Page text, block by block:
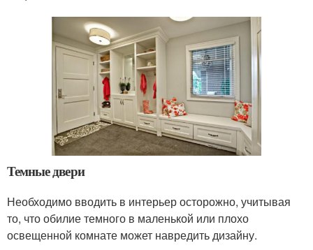
Темные двери
Необходимо вводить в интерьер осторожно, учитывая
то, что обилие темного в маленькой или плохо
освещенной комнате может навредить дизайну.